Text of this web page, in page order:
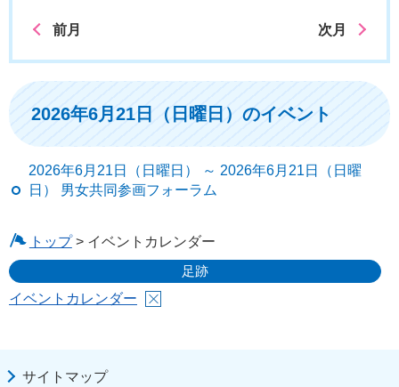
前月 次月
2026年6月21日（日曜日）のイベント
2026年6月21日（日曜日） ～ 2026年6月21日（日曜
日） 男女共同参画フォーラム
トップ> イベントカレンダー
足跡
イベントカレンダー
サイトマップ